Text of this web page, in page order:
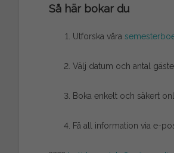
Så här bokar du
Utforska våra
Välj datum och antal
Boka enkelt och säkert
Få all information via e-